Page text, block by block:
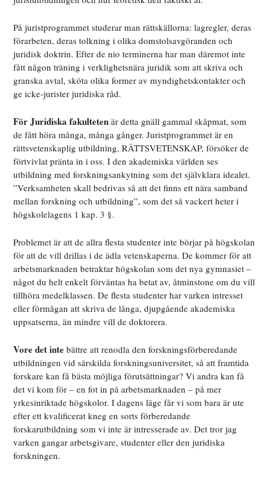
På juristprogrammet studerar man rättskällorna: lagregler, deras
förarbeten, deras tolkning i olika domstolsavgöranden och
juridisk doktrin. Efter de nio terminerna har man däremot inte
fått någon träning i verklighetsnära juridik som att skriva och
granska avtal, sköta olika former av myndighetskontakter och
ge icke-jurister juridiska råd.
För Juridiska fakulteten är detta gnäll gammal skåpmat, som
de fått höra många, många gånger. Juristprogrammet är en
rättsvetenskaplig utbildning, RÄTTSVETENSKAP, försöker de
förtvivlat pränta in i oss. I den akademiska världen ses
utbildning med forskningsankytning som det självklara idealet.
”Verksamheten skall bedrivas så att det finns ett nära samband
mellan forskning och utbildning”, som det så vackert heter i
högskolelagens 1 kap. 3 §.
Problemet är att de allra flesta studenter inte börjar på högskolan
för att de vill drillas i de ädla vetenskaperna. De kommer för att
arbetsmarknaden betraktar högskolan som det nya gymnasiet –
något du helt enkelt förväntas ha betat av, åtminstone om du vill
tillhöra medelklassen. De flesta studenter har varken intresset
eller förmågan att skriva de långa, djupgående akademiska
uppsatserna, än mindre vill de doktorera.
Vore det inte bättre att renodla den forskningsförberedande
utbildningen vid särskilda forskningsuniversitet, så att framtida
forskare kan få bästa möjliga förutsättningar? Vi andra kan få
det vi kom för – en fot in på arbetsmarknaden – på mer
yrkesinriktade högskolor. I dagens läge får vi som bara är ute
efter ett kvalificerat kneg en sorts förberedande
forskarutbildning som vi inte är intresserade av. Det tror jag
varken gangar arbetsgivare, studenter eller den juridiska
forskningen.